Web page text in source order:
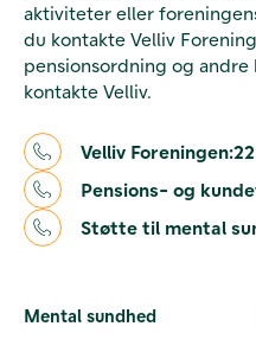
aktiviteter eller
du kontakte Velliv
pensionsordning og
kontakte Velliv.
Velliv Foreningen:
Pensions- og
Støtte til mental
Mental sundhed